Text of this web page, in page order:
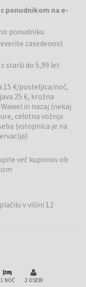
s štirimi
v neposredni bližini
izbira za vse, ki
obenem uživati v
notranji bazen s
jedro, jacuzzi, savno
z več kot 100
lobby bar Torino
se lahko gostje
Krakova –
srednjeveškega jedra,
in restavracijah.
območje
ponudnikom na e-
ponudniku
zasedenost
starši do 5,99 let
15 €/posteljica/noč,
25 €, krožna
in nazaj (nekaj
celotna vožnja
(vstopnica je na
več kuponov ob
v višini 12
1 NOČ 2 OSEBI